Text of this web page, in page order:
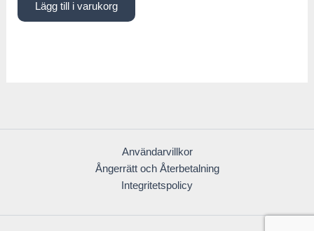
Lägg till i varukorg
Användarvillkor
Ångerrätt och Återbetalning
Integritetspolicy